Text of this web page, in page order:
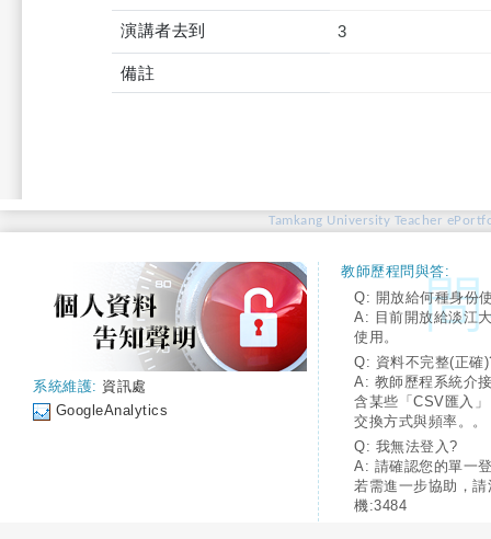
演講者去到 3
備註
Tamkang University Teacher
系統維護: 資訊處
GoogleAnalytics
教師歷程問與答:
Q: 開放給何種身份
A: 目前開放給淡江
使用。
Q: 資料不完整(正確
A: 教師歷程系統介
含某些「CSV匯入
交換方式與頻率。。
Q: 我無法登入?
A: 請確認您的單一
若需進一步協助，
機:3484